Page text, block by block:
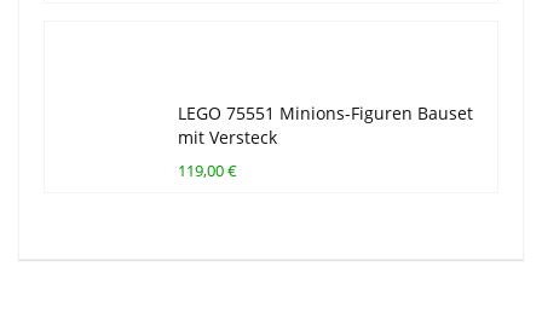
LEGO 75551 Minions-Figuren Bauset
mit Versteck
119,00 €